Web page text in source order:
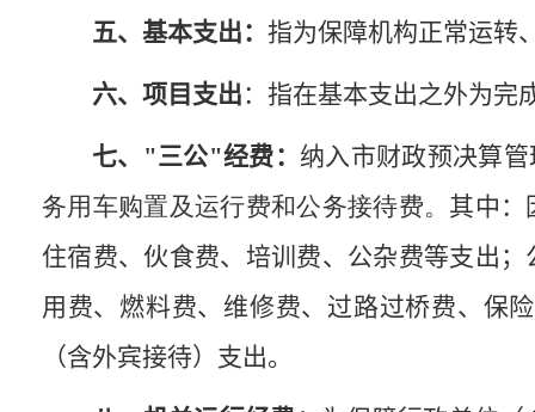
五、基本支出： 指为保障机构正常运转
六、项目支出：指在基本支出之外为完
七、"三公"经费： 纳入市财政预决算
务用车购置及运行费和公务接待费。 其中：
住宿费、伙食费、培训费、公杂费等支出
用费、燃料费、维修费、过路过桥费、保
（含外宾接待）支出。